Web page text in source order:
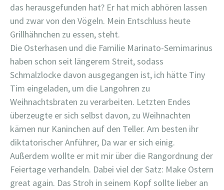
das herausgefunden hat? Er hat mich abhören lassen
und zwar von den Vögeln. Mein Entschluss heute
Grillhähnchen zu essen, steht.
Die Osterhasen und die Familie Marinato-Semimarinus
haben schon seit längerem Streit, sodass
Schmalzlocke davon ausgegangen ist, ich hätte Tiny
Tim eingeladen, um die Langohren zu
Weihnachtsbraten zu verarbeiten. Letzten Endes
überzeugte er sich selbst davon, zu Weihnachten
kämen nur Kaninchen auf den Teller. Am besten ihr
diktatorischer Anführer, Da war er sich einig.
Außerdem wollte er mit mir über die Rangordnung der
Feiertage verhandeln. Dabei viel der Satz: Make Ostern
great again. Das Stroh in seinem Kopf sollte lieber an